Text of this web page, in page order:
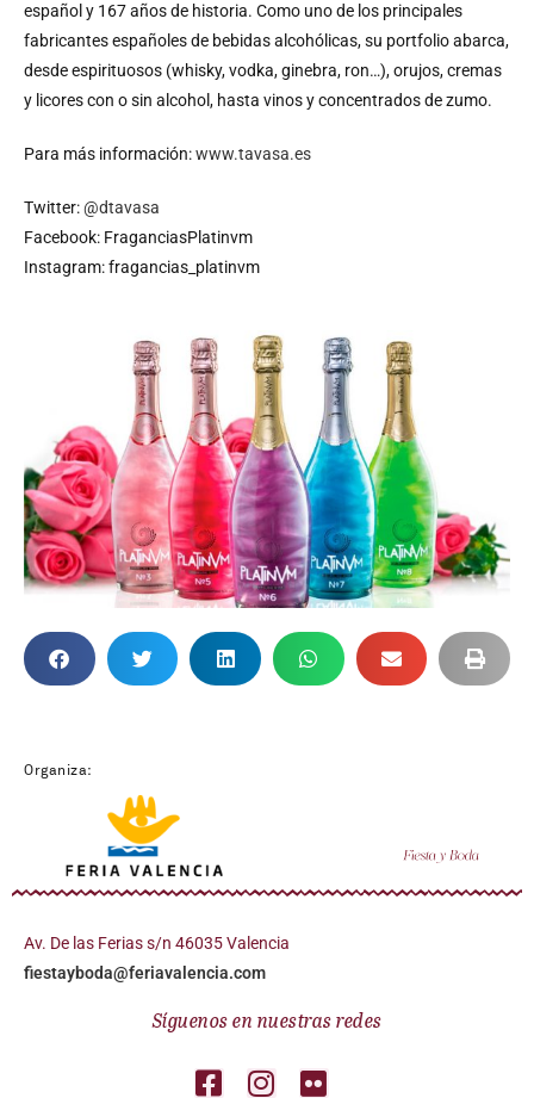
español y 167 años de historia. Como uno de los principales
fabricantes españoles de bebidas alcohólicas, su portfolio abarca,
desde espirituosos (whisky, vodka, ginebra, ron…), orujos, cremas
y licores con o sin alcohol, hasta vinos y concentrados de zumo.
Para más información:www.tavasa.es
Twitter:@dtavasa
Facebook: FraganciasPlatinvm
Instagram: fragancias_platinvm
Organiza:
Av. De las Ferias s/n 46035 Valencia
fiestayboda@feriavalencia.com
Síguenos en nuestras redes